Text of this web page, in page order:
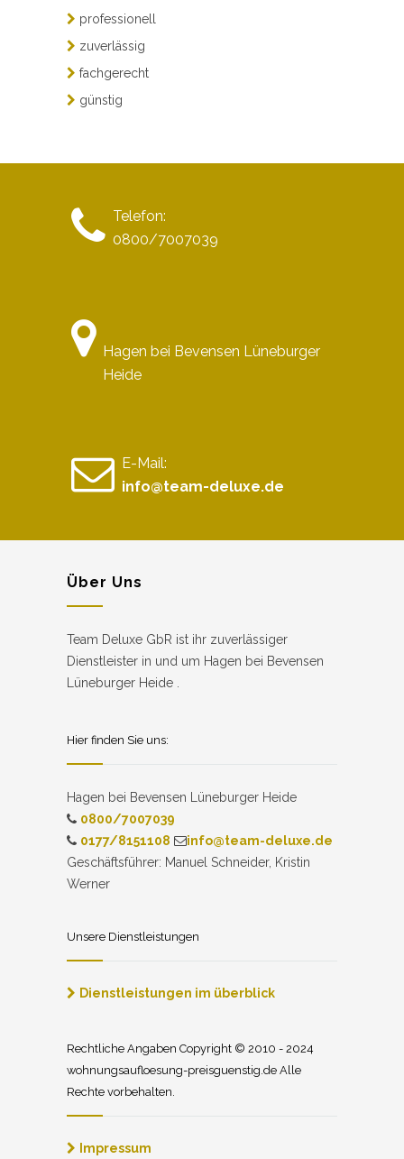
professionell
zuverlässig
fachgerecht
günstig
Telefon:
0800/7007039
Hagen bei Bevensen Lüneburger
Heide
E-Mail:
info@team-deluxe.de
Über Uns
Team Deluxe GbR ist ihr zuverlässiger
Dienstleister in und um Hagen bei Bevensen
Lüneburger Heide .
Hier finden Sie uns:
Hagen bei Bevensen Lüneburger Heide
0800/7007039
0177/8151108
info@team-deluxe.de
Geschäftsführer: Manuel Schneider, Kristin
Werner
Unsere Dienstleistungen
Dienstleistungen im überblick
Rechtliche Angaben Copyright © 2010 - 2024
wohnungsaufloesung-preisguenstig.de Alle
Rechte vorbehalten.
Impressum